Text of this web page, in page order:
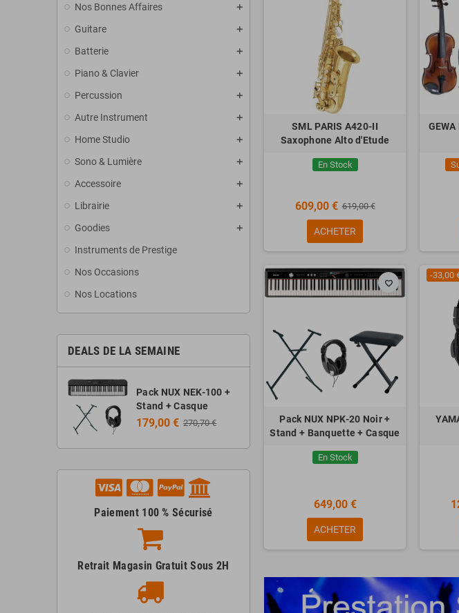
Nos Bonnes Affaires
Guitare
Batterie
Piano & Clavier
Percussion
Autre Instrument
Home Studio
Sono & Lumière
Accessoire
Librairie
Goodies
Instruments de Prestige
Nos Occasions
Nos Locations
DEALS DE LA SEMAINE
Pack NUX NEK-100 +
Stand + Casque
179,00 € 270,70 €
Paiement 100 % Sécurisé
Retrait Magasin Gratuit Sous 2H
SML PARIS A420-II
Saxophone Alto d'Etude
En Stock
609,00 € 619,00 €
ACHETER
favorite_border
Pack NUX NPK-20 Noir +
Stand + Banquette + Casque
En Stock
649,00 €
ACHETER
-33,00